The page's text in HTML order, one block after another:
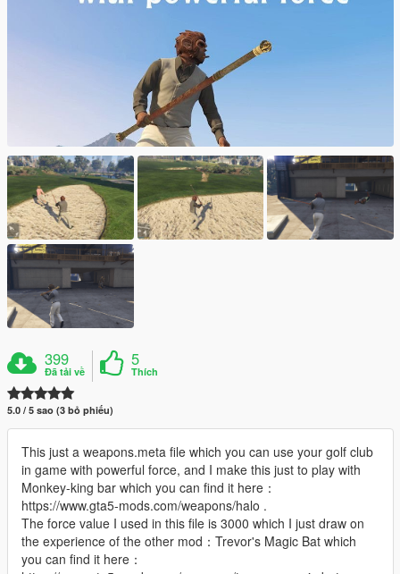
399
Đã tải về
5
Thích
5.0 / 5 sao (3 bỏ phiếu)
This just a weapons.meta file which you can use your golf club
in game with powerful force, and I make this just to play with
Monkey-king bar which you can find it here：
https://www.gta5-mods.com/weapons/halo .
The force value I used in this file is 3000 which I just draw on
the experience of the other mod：Trevor's Magic Bat which
you can find it here：